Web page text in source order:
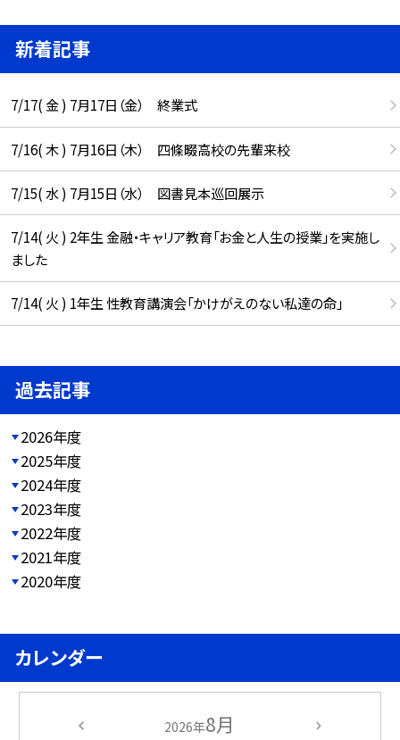
新着記事
7/17( 金 ) 7月17日（金） 終業式
7/16( 木 ) 7月16日（木） 四條畷高校の先輩来校
7/15( 水 ) 7月15日（水） 図書見本巡回展示
7/14( 火 ) 2年生 金融・キャリア教育「お金と人生の授業」を実施し
ました
7/14( 火 ) 1年生 性教育講演会「かけがえのない私達の命」
過去記事
2026年度
2025年度
2024年度
2023年度
2022年度
2021年度
2020年度
カレンダー
2026年8月